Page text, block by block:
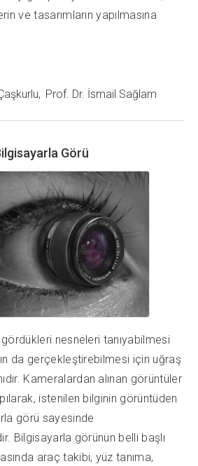
ve tasarımların yapılmasına
Prof. Dr. İsmail Sağlam
Görü
nesneleri tanıyabilmesi
da gerçekleştirebilmesi için uğraş
Kameralardan alınan görüntüler
istenilen bilginin görüntüden
görü sayesinde
Bilgisayarla görünün belli başlı
araç takibi, yüz tanıma,